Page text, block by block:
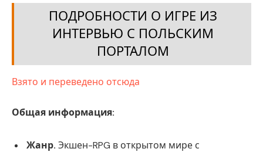
ПОДРОБНОСТИ О ИГРЕ ИЗ
ИНТЕРВЬЮ С ПОЛЬСКИМ
ПОРТАЛОМ
Взято и переведено отсюда
Общая информация:
Жанр. Экшен-RPG в открытом мире с